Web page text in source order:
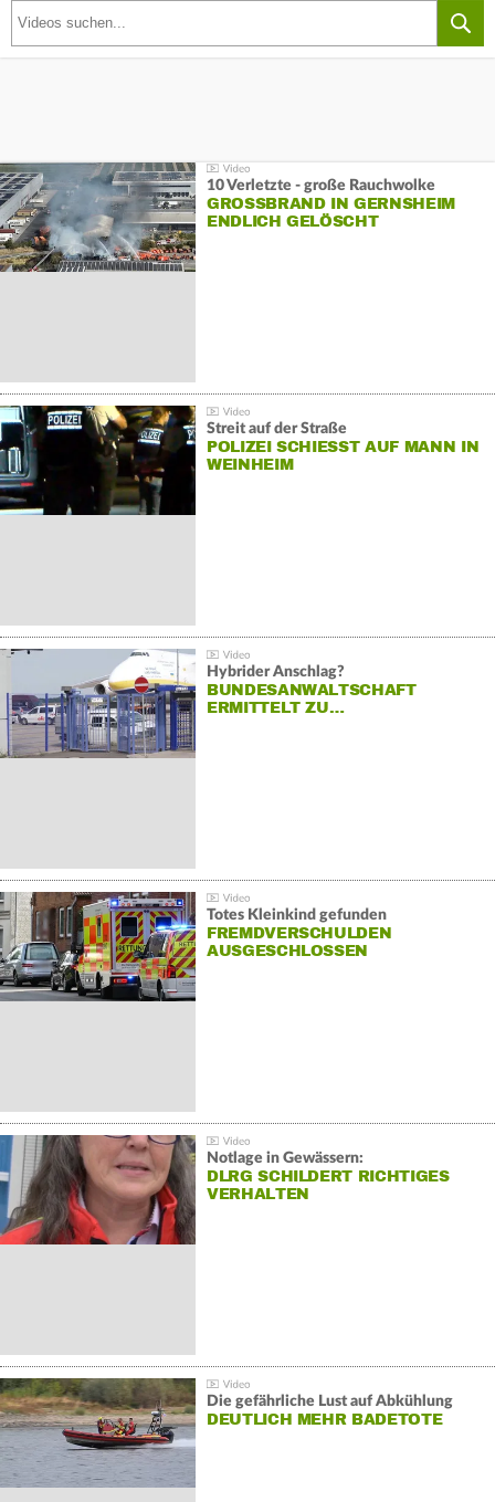
10 Verletzte - große Rauchwolke
GROSSBRAND IN GERNSHEIM E
NDLICH GELÖSCHT
Streit auf der Straße
POLIZEI SCHIESST AUF MANN IN W
EINHEIM
Hybrider Anschlag?
BUNDESANWALTSCHAFT
ERMITTELT ZU…
Totes Kleinkind gefunden
FREMDVERSCHULDEN
AUSGESCHLOSSEN
Notlage in Gewässern:
DLRG SCHILDERT RICHTIGES
VERHALTEN
Die gefährliche Lust auf Abkühlung
DEUTLICH MEHR BADETOTE